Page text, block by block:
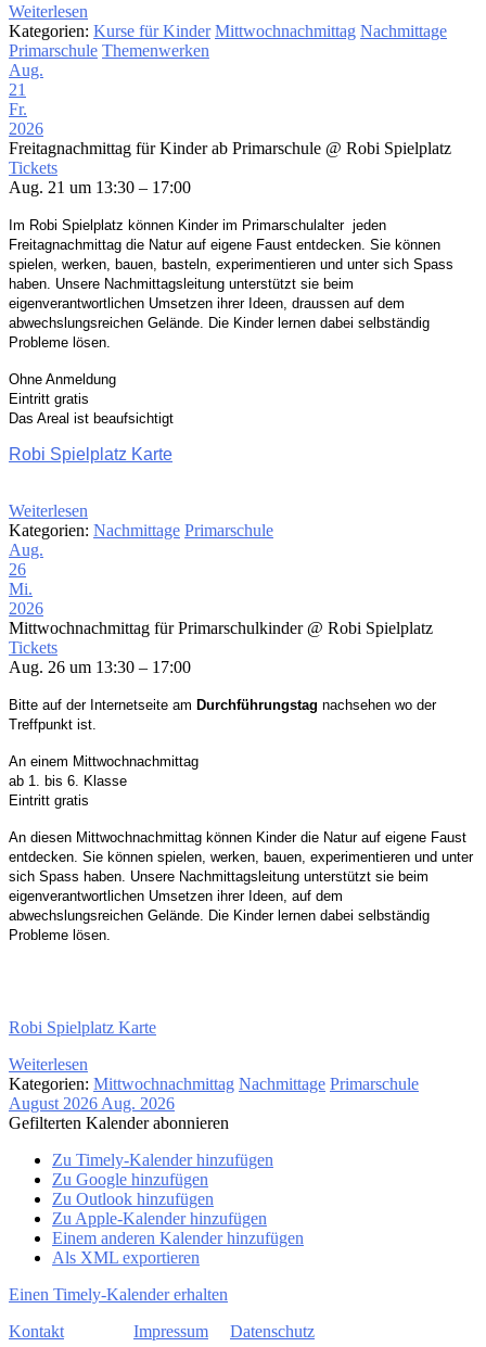
Weiterlesen
Kategorien: Kurse für Kinder Mittwochnachmittag Nachmittage
Primarschule Themenwerken
Aug.
21
Fr.
2026
Freitagnachmittag für Kinder ab Primarschule @ Robi Spielplatz
Tickets
Aug. 21 um 13:30 – 17:00
Im Robi Spielplatz können Kinder im Primarschulalter jeden
Freitagnachmittag die Natur auf eigene Faust entdecken. Sie können
spielen, werken, bauen, basteln, experimentieren und unter sich Spass
haben. Unsere Nachmittagsleitung unterstützt sie beim
eigenverantwortlichen Umsetzen ihrer Ideen, draussen auf dem
abwechslungsreichen Gelände. Die Kinder lernen dabei selbständig
Probleme lösen.
Ohne Anmeldung
Eintritt gratis
Das Areal ist beaufsichtigt
Robi Spielplatz Karte
Weiterlesen
Kategorien: Nachmittage Primarschule
Aug.
26
Mi.
2026
Mittwochnachmittag für Primarschulkinder @ Robi Spielplatz
Tickets
Aug. 26 um 13:30 – 17:00
Bitte auf der Internetseite am Durchführungstag nachsehen wo der
Treffpunkt ist.
An einem Mittwochnachmittag
ab 1. bis 6. Klasse
Eintritt gratis
An diesen Mittwochnachmittag können Kinder die Natur auf eigene Faust
entdecken. Sie können spielen, werken, bauen, experimentieren und unter
sich Spass haben. Unsere Nachmittagsleitung unterstützt sie beim
eigenverantwortlichen Umsetzen ihrer Ideen, auf dem
abwechslungsreichen Gelände. Die Kinder lernen dabei selbständig
Probleme lösen.
Robi Spielplatz Karte
Weiterlesen
Kategorien: Mittwochnachmittag Nachmittage Primarschule
August 2026 Aug. 2026
Gefilterten Kalender abonnieren
Zu Timely-Kalender hinzufügen
Zu Google hinzufügen
Zu Outlook hinzufügen
Zu Apple-Kalender hinzufügen
Einem anderen Kalender hinzufügen
Als XML exportieren
Einen Timely-Kalender erhalten
Kontakt
Impressum Datenschutz